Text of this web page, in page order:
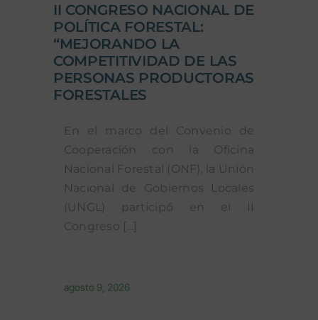
II CONGRESO NACIONAL DE
POLÍTICA FORESTAL:
“MEJORANDO LA
COMPETITIVIDAD DE LAS
PERSONAS PRODUCTORAS
FORESTALES
En el marco del Convenio de
Cooperación con la Oficina
Nacional Forestal (ONF), la Unión
Nacional de Gobiernos Locales
(UNGL) participó en el II
Congreso [...]
agosto 9, 2026